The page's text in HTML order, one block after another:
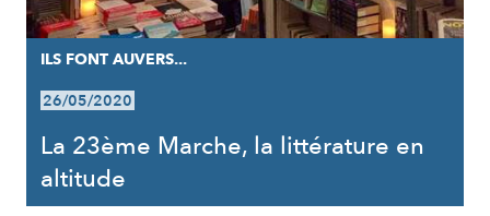
ILS FONT AUVERS...
26/05/2020
La 23ème Marche, la littérature en
altitude